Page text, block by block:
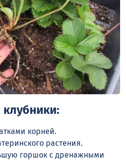
клубники:
корней.
растения.
горшок с дренажными